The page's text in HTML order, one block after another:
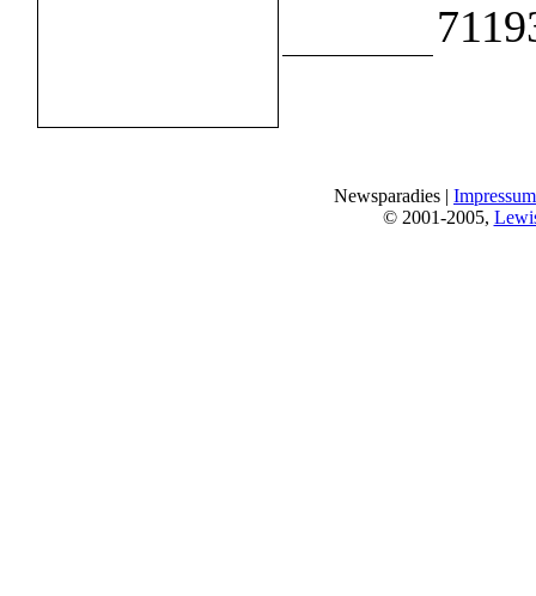
Newsparadies | Impressum
© 2001-2005,